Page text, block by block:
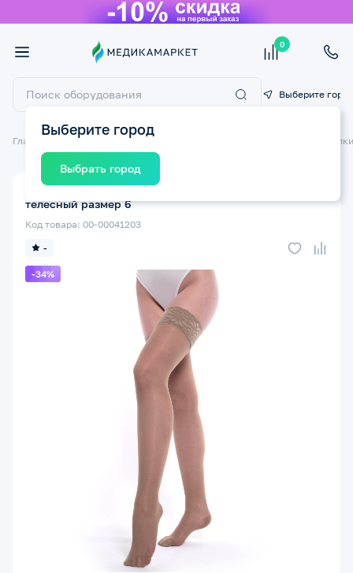
0
Выберите город
Выберите город
Выбрать город
Главная Компрессионный трикотаж
-34%
-
Код товара: 00-00041203
телесный размер 6